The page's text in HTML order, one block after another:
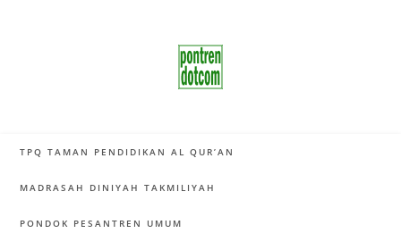
TPQ TAMAN PENDIDIKAN AL QUR’AN
MADRASAH DINIYAH TAKMILIYAH
PONDOK PESANTREN UMUM